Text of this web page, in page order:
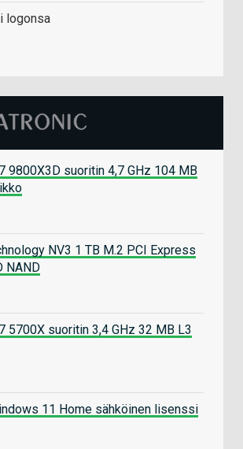
logonsa
9800X3D suoritin 4,7 GHz 104 MB
NV3 1 TB M.2 PCI Express
NAND
5700X suoritin 3,4 GHz 32 MB L3
11 Home sähköinen lisenssi